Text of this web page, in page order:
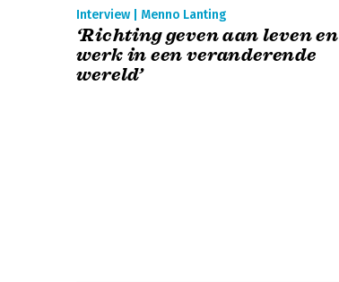
Interview | Menno Lanting
‘Richting geven aan leven en
werk in een veranderende
wereld’